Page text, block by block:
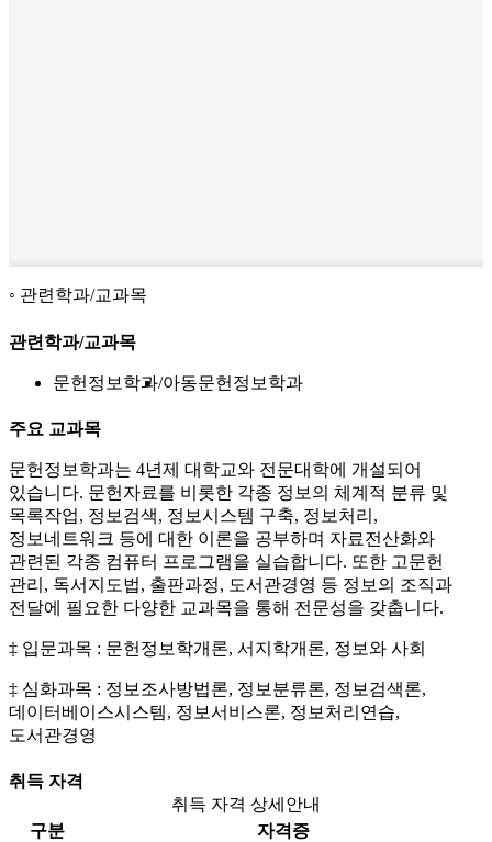
관련학과/교과목
관련학과/교과목
문헌정보학과 아동문헌정보학과
주요 교과목
문헌정보학과는 4년제 대학교와 전문대학에 개설되어
있습니다. 문헌자료를 비롯한 각종 정보의 체계적 분류 및
목록작업, 정보검색, 정보시스템 구축, 정보처리,
정보네트워크 등에 대한 이론을 공부하며 자료전산화와
관련된 각종 컴퓨터 프로그램을 실습합니다. 또한 고문헌
관리, 독서지도법, 출판과정, 도서관경영 등 정보의 조직과
전달에 필요한 다양한 교과목을 통해 전문성을 갖춥니다.
‡ 입문과목 : 문헌정보학개론, 서지학개론, 정보와 사회
‡ 심화과목 : 정보조사방법론, 정보분류론, 정보검색론,
데이터베이스시스템, 정보서비스론, 정보처리연습,
도서관경영
취득 자격
취득 자격 상세안내
구분
자격증